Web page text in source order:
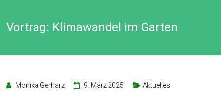
Vortrag: Klimawandel im Garten
Monika Gerharz 9. März 2025 Aktuelles